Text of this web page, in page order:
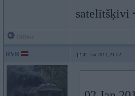
satelītšķivi
RVR 02. Jan 2014, 21:52